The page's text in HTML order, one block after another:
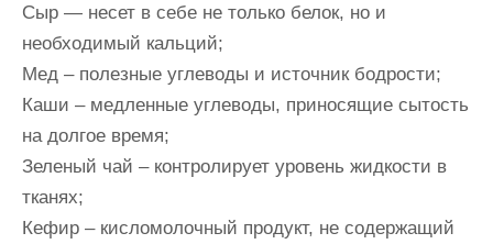
Сыр — несет в себе не только белок, но и
необходимый кальций;
Мед – полезные углеводы и источник бодрости;
Каши – медленные углеводы, приносящие сытость
на долгое время;
Зеленый чай – контролирует уровень жидкости в
тканях;
Кефир – кисломолочный продукт, не содержащий